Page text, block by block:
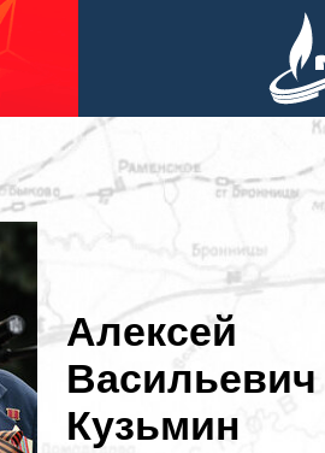
Алексей
Васильевич
Кузьмин